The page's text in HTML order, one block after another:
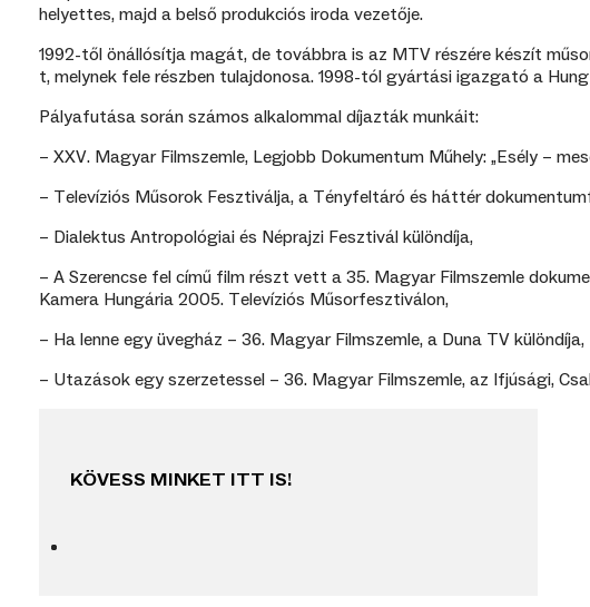
helyettes, majd a belső produkciós iroda vezetője.
1992-től önállósítja magát, de továbbra is az MTV részére készít
t, melynek fele részben tulajdonosa. 1998-tól gyártási igazgató a
Pályafutása során számos alkalommal díjazták munkáit:
– XXV. Magyar Filmszemle, Legjobb Dokumentum Műhely: „Esély –
– Televíziós Műsorok Fesztiválja, a Tényfeltáró és háttér
– Dialektus Antropológiai és Néprajzi Fesztivál különdíja,
– A Szerencse fel című film részt vett a 35. Magyar Filmszemle
Kamera Hungária 2005. Televíziós Műsorfesztiválon,
– Ha lenne egy üvegház – 36. Magyar Filmszemle, a Duna TV különdíja,
– Utazások egy szerzetessel – 36. Magyar Filmszemle, az Ifjúsági,
KÖVESS MINKET ITT IS!